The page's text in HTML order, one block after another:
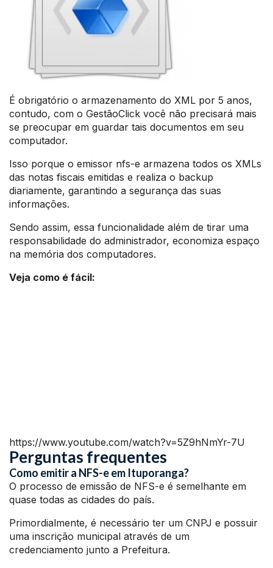
É obrigatório o armazenamento do XML por 5 anos,
contudo, com o GestãoClick você não precisará mais
se preocupar em guardar tais documentos em seu
computador.
Isso porque o emissor nfs-e armazena todos os XMLs
das notas fiscais emitidas e realiza o backup
diariamente, garantindo a segurança das suas
informações.
Sendo assim, essa funcionalidade além de tirar uma
responsabilidade do administrador, economiza espaço
na memória dos computadores.
Veja como é fácil:
https://www.youtube.com/watch?v=5Z9hNmYr-7U
Perguntas frequentes
Como emitir a NFS-e em Ituporanga?
O processo de emissão de NFS-e é semelhante em
quase todas as cidades do país.
Primordialmente, é necessário ter um CNPJ e possuir
uma inscrição municipal através de um
credenciamento junto a Prefeitura.